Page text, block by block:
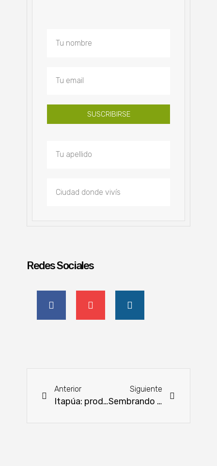
SUSCRIBIRSE
Redes Sociales
Anterior
Itapúa: producción de cebolla alcanzará 600.000 kilos esta zafra
Siguiente
Sembrando 2024: encuentro de capacitación y motivación para jóvenes universitarias